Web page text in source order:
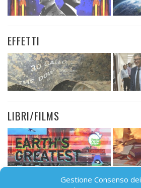
Gestione Consenso dei
EFFETTI
LIBRI/FILMS